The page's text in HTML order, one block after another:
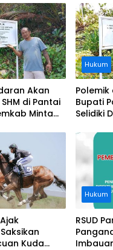
Akan
di Pantai
Minta
Hukum
Bupati
Selidiki
Pantai
Kuda
Hukum
RSUD